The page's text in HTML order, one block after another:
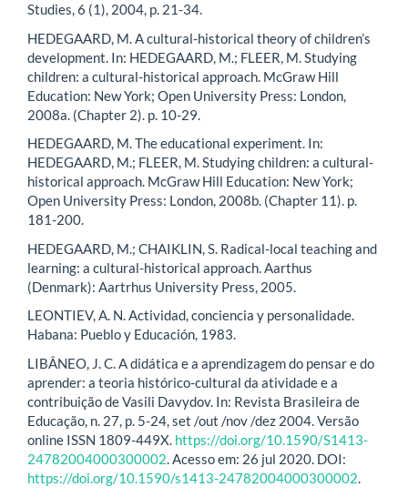
Studies, 6 (1), 2004, p. 21-34.
HEDEGAARD, M. A cultural-historical theory of children’s
development. In: HEDEGAARD, M.; FLEER, M. Studying
children: a cultural-historical approach. McGraw Hill
Education: New York; Open University Press: London,
2008a. (Chapter 2). p. 10-29.
HEDEGAARD, M. The educational experiment. In:
HEDEGAARD, M.; FLEER, M. Studying children: a cultural-
historical approach. McGraw Hill Education: New York;
Open University Press: London, 2008b. (Chapter 11). p.
181-200.
HEDEGAARD, M.; CHAIKLIN, S. Radical-local teaching and
learning: a cultural-historical approach. Aarthus
(Denmark): Aartrhus University Press, 2005.
LEONTIEV, A. N. Actividad, conciencia y personalidade.
Habana: Pueblo y Educación, 1983.
LIBÂNEO, J. C. A didática e a aprendizagem do pensar e do
aprender: a teoria histórico-cultural da atividade e a
contribuição de Vasili Davydov. In: Revista Brasileira de
Educação, n. 27, p. 5-24, set /out /nov /dez 2004. Versão
online ISSN 1809-449X. https://doi.org/10.1590/S1413-
24782004000300002 . Acesso em: 26 jul 2020. DOI:
https://doi.org/10.1590/s1413-24782004000300002